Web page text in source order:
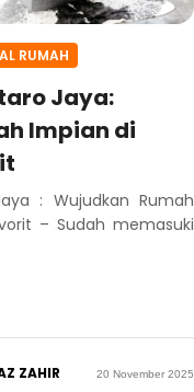
RUMAH
Jaya:
Impian di
: Wujudkan Rumah
– Sudah memasuki
ZAHIR 20 November 2025